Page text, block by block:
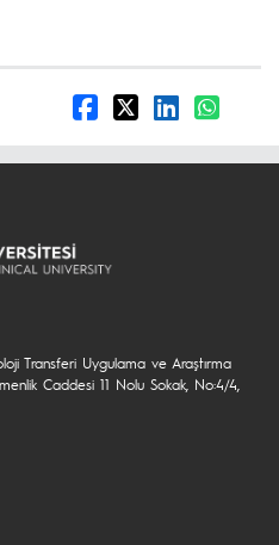
Transferi Uygulama ve Araştırma
Caddesi 11 Nolu Sokak, No:4/4,